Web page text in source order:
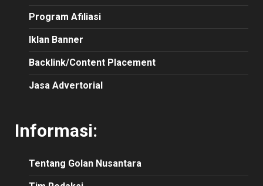
Program Afiliasi
Iklan Banner
Backlink/Content Placement
Jasa Advertorial
Informasi:
Tentang Golan Nusantara